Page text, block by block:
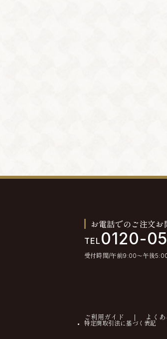
お電話でのご注文お
TEL 0120-
受付時間/午前9:00〜午後
ご利用ガイド よく
特定商取引法に基づく表記